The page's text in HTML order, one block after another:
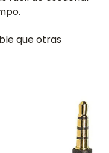
que otras